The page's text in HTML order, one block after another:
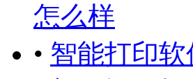
怎么样
• 智能打印